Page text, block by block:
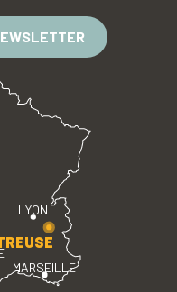
LYON
MARSEILLE